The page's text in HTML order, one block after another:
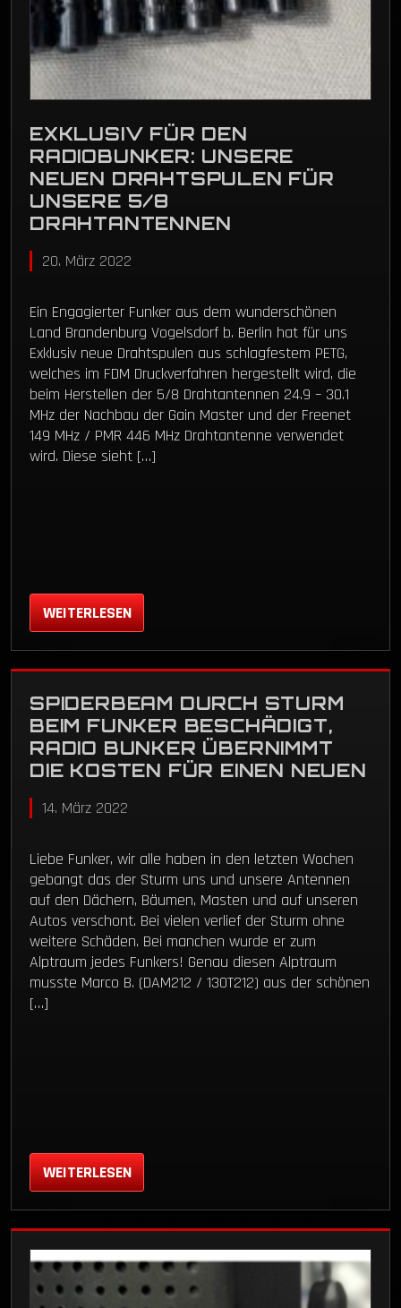
EXKLUSIV FÜR DEN
RADIOBUNKER: UNSERE
NEUEN DRAHTSPULEN FÜR
UNSERE 5/8
DRAHTANTENNEN
20. März 2022
Ein Engagierter Funker aus dem wunderschönen
Land Brandenburg Vogelsdorf b. Berlin hat für uns
Exklusiv neue Drahtspulen aus schlagfestem PETG,
welches im FDM Druckverfahren hergestellt wird, die
beim Herstellen der 5/8 Drahtantennen 24.9 – 30.1
MHz der Nachbau der Gain Master und der Freenet
149 MHz / PMR 446 MHz Drahtantenne verwendet
wird. Diese sieht […]
WEITERLESEN
SPIDERBEAM DURCH STURM
BEIM FUNKER BESCHÄDIGT,
RADIO BUNKER ÜBERNIMMT
DIE KOSTEN FÜR EINEN NEUEN
14. März 2022
Liebe Funker, wir alle haben in den letzten Wochen
gebangt das der Sturm uns und unsere Antennen
auf den Dächern, Bäumen, Masten und auf unseren
Autos verschont. Bei vielen verlief der Sturm ohne
weitere Schäden. Bei manchen wurde er zum
Alptraum jedes Funkers! Genau diesen Alptraum
musste Marco B. (DAM212 / 13OT212) aus der schönen
[…]
WEITERLESEN